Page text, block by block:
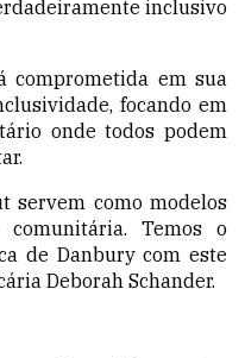
inclusivo
comprometida em sua
focando em
onde todos podem
servem como modelos
Temos o
de Danbury com este
Deborah Schander.